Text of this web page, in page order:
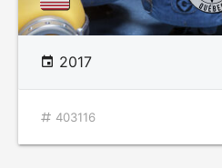
2017
403116